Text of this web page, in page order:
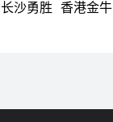
长沙勇胜 香港金牛